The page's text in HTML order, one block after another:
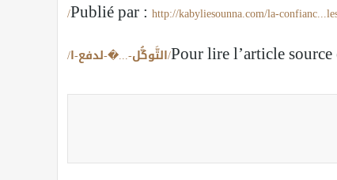
Publié par : http://kabyliesounna.com/la-
Pour lire l’article source